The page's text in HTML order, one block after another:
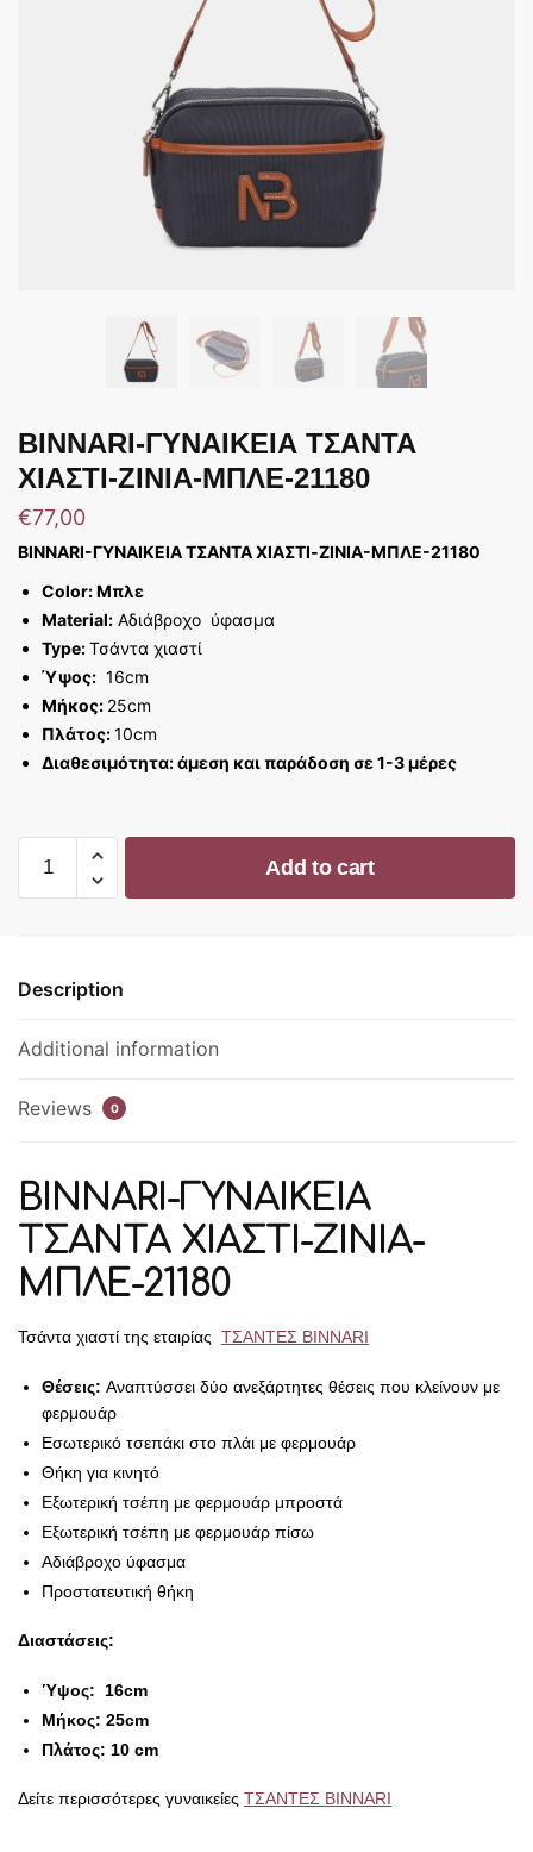
BINNARI-ΓΥΝΑΙΚΕΙΑ ΤΣΑΝΤΑ
ΧΙΑΣΤΙ-ZINIA-ΜΠΛΕ-21180
€77,00
BINNARI-ΓΥΝΑΙΚΕΙΑ ΤΣΑΝΤΑ ΧΙΑΣΤΙ-ZINIA-ΜΠΛΕ-21180
Color: Μπλε
Material: Αδιάβροχο ύφασμα
Type:Τσάντα χιαστί
Ύψος: 16cm
Μήκος: 25cm
Πλάτος:10cm
Διαθεσιμότητα: άμεση και παράδοση σε 1-3 μέρες
BINNARI-
ΓΥΝΑΙΚΕΙΑ
ΜΠΛΕ-21180
Add to cart
Description
Additional information
Reviews 0
BINNARI-ΓΥΝΑΙΚΕΙΑ
ΤΣΑΝΤΑ ΧΙΑΣΤΙ-ZINIA-
ΜΠΛΕ-21180
Τσάντα χιαστί της εταιρίας ΤΣΑΝΤΕΣ BINNARI
Θέσεις: Αναπτύσσει δύο ανεξάρτητες θέσεις που κλείνουν με
φερμουάρ
Εσωτερικό τσεπάκι στο πλάι με φερμουάρ
Θήκη για κινητό
Εξωτερική τσέπη με φερμουάρ μπροστά
Εξωτερική τσέπη με φερμουάρ πίσω
Αδιάβροχο ύφασμα
Προστατευτική θήκη
Διαστάσεις:
Ύψος: 16cm
Μήκος: 25cm
Πλάτος: 10 cm
Δείτε περισσότερες γυναικείες ΤΣΑΝΤΕΣ BINNARI